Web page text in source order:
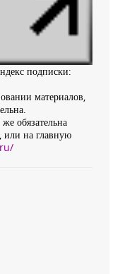
подписки:
материалов,
обязательна
или на главную